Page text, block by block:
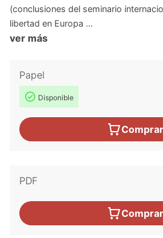
(conclusiones del seminario
libertad en Europa ...
ver más
Papel
Disponible
Comprar
PDF
Comprar